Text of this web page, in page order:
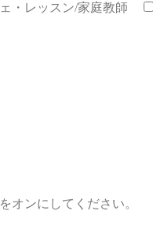
・レッスン/家庭教師
オンにしてください。